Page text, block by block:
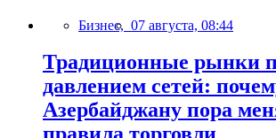
Бизнес, 07 августа, 08:44
Традиционные рынки
давлением сетей:
Азербайджану пора